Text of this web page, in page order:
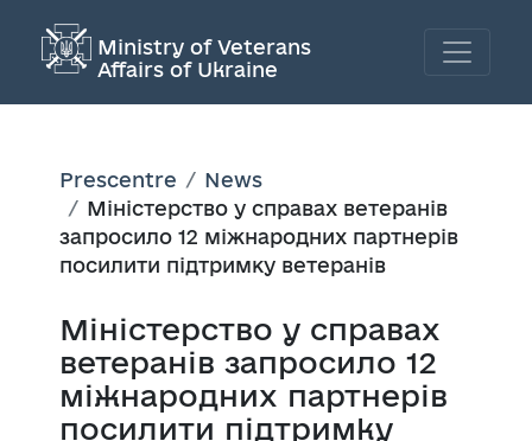
Ministry of Veterans
Affairs of Ukraine
Prescentre
News
Міністерство у справах ветеранів
запросило 12 міжнародних партнерів
посилити підтримку ветеранів
Міністерство у справах
ветеранів запросило 12
міжнародних партнерів
посилити підтримку